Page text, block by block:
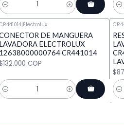
|Electrolux
DE MANGUERA
ELECTROLUX
CR441014
COP